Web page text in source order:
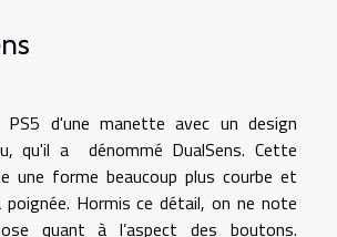
PS5 d'une manette avec un design
qu'il a dénommé DualSens. Cette
une forme beaucoup plus courbe et
poignée. Hormis ce détail, on ne note
quant à l’aspect des boutons.